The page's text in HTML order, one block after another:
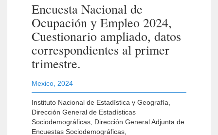
Encuesta Nacional de
Ocupación y Empleo 2024,
Cuestionario ampliado, datos
correspondientes al primer
trimestre.
Mexico 2024
Instituto Nacional de Estadística y Geografía,
Dirección General de Estadísticas
Sociodemográficas, Dirección General Adjunta de
Encuestas Sociodemográficas,